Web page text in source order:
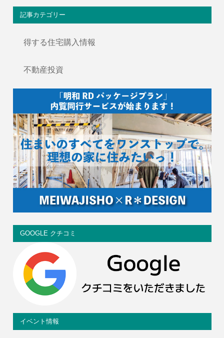
記事カテゴリー
得する住宅購入情報
不動産投資
GOOGLE クチコミ
イベント情報